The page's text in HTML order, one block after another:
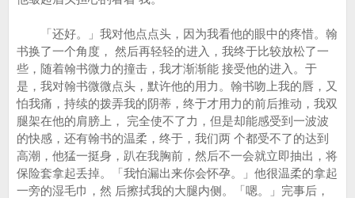
「还好。」我对他点点头，因为我看他的眼中的疼惜。翰
书换了一个角度， 然后再轻轻的进入，我终于比较放松了一
些，随着翰书微力的撞击，我才渐渐能 接受他的进入。于
是，我对翰书微微点头，默许他的用力。翰书吻上我的唇，又
怕我痛，持续的拨弄我的阴蒂，终于才用力的前后推动，我双
腿架在他的肩膀上， 完全使不了力，但是却能感受到一波波
的快感，还有翰书的温柔，终于，我们两 个都受不了的达到
高潮，他猛一挺身，趴在我胸前，然后不一会就立即抽出，将
保险套拿起丢掉。「我怕漏出来你会怀孕。」他很温柔的拿起
一旁的湿毛巾，然 后擦拭我的大腿内侧。「嗯。」完事后，